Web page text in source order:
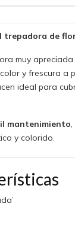
trepadora de
muy apreciada
y frescura a
ideal para
mantenimiento,
y colorido.